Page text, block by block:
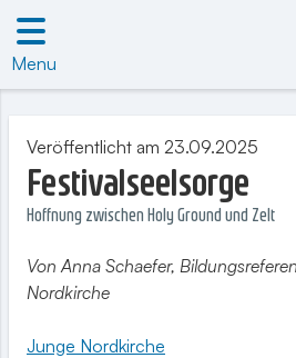
Menu
Veröffentlicht am 23.09.2025
Festivalseelsorge
Hoffnung zwischen Holy Ground und Zelt
Von Anna Schaefer,
Nordkirche
Junge Nordkirche